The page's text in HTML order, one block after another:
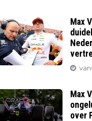
Max
Max
over